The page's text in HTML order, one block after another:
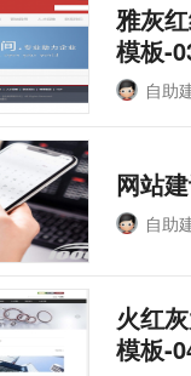
雅灰
模板-
自助
网站
自助
火红
模板-